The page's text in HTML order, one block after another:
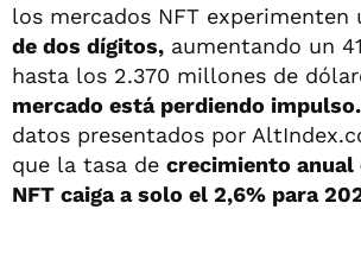
los mercados NFT experimenten
de dos dígitos, aumentando un
hasta los 2.370 millones de
mercado está perdiendo impulso.
datos presentados por
que la tasa de crecimiento anual
NFT caiga a solo el 2,6% para